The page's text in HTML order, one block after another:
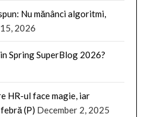
Nu mănânci algoritmi,
2026
in Spring SuperBlog 2026?
HR-ul face magie, iar
(P) December 2, 2025